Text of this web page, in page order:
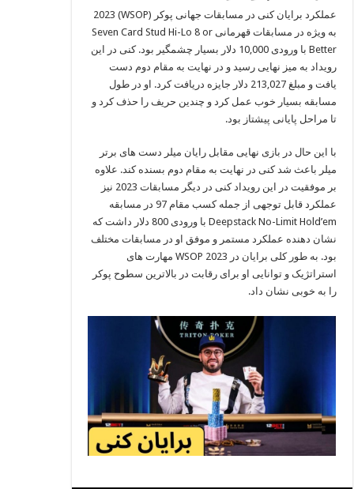
عملکرد برایان کنی در مسابقات جهانی پوکر (WSOP) 2023
به ویژه در مسابقات قهرمانی Seven Card Stud Hi-Lo 8 or
Better با ورودی 10,000 دلار بسیار چشمگیر بود. کنی در این
رویداد به میز نهایی رسید و در نهایت به مقام دوم دست
یافت و مبلغ 213,027 دلار جایزه دریافت کرد. او در طول
مسابقه بسیار خوب عمل کرد و چندین حریف را حذف کرد و
تا مراحل پایانی پیشتاز بود.
با این حال در بازی نهایی مقابل رایان میلر دست‌ های برتر
میلر باعث شد کنی در نهایت به مقام دوم بسنده کند. علاوه
بر موفقیت در این رویداد کنی در دیگر مسابقات 2023 نیز
عملکرد قابل توجهی از جمله کسب مقام 97 در مسابقه
Deepstack No-Limit Hold’em با ورودی 800 دلار داشت که
نشان‌ دهنده عملکرد مستمر و موفق او در مسابقات مختلف
بود. به طور کلی برایان در WSOP 2023 مهارت‌ های
استراتژیک و توانایی او برای رقابت در بالاترین سطوح پوکر
را به خوبی نشان داد.